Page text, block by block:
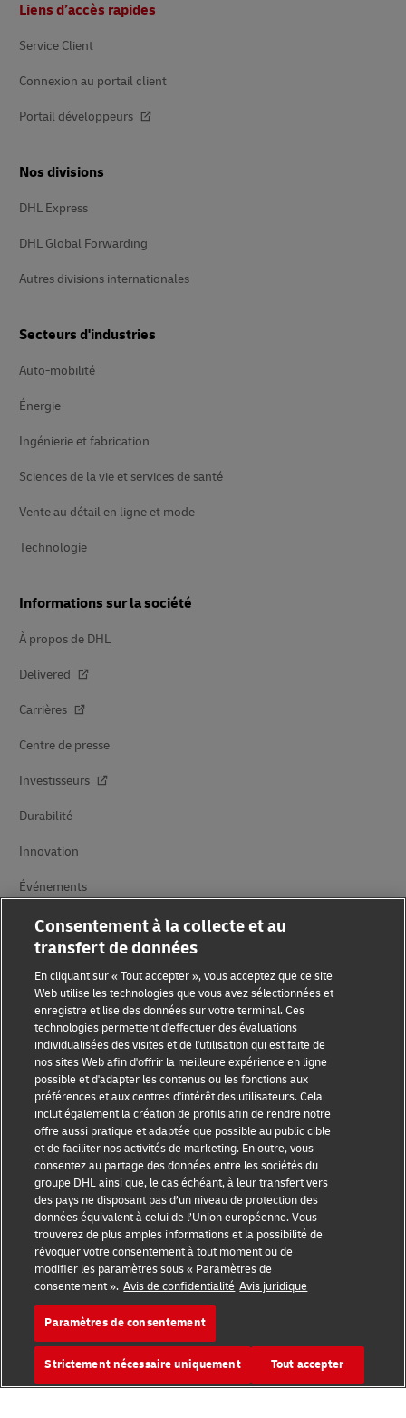
de
Liens d’accès rapides
Service Client
Connexion au portail client
Portail développeurs
Nos divisions
DHL Express
DHL Global Forwarding
Autres divisions internationales
Secteurs d'industries
Auto-mobilité
Énergie
Ingénierie et fabrication
Sciences de la vie et services de santé
Vente au détail en ligne et mode
Technologie
Informations sur la société
À propos de DHL
Delivered
Carrières
Centre de presse
Investisseurs
Durabilité
Innovation
Événements
Partenariats avec des marques
Sensibilisation à la fraude
Mention légale
Conditions d’utilisation
Avis de confidentialité
Informations complémentaires
Paramètres des cookies
Suivez-nous
Consentement à la collecte et au
transfert de données
En cliquant sur « Tout accepter », vous acceptez que ce site
Web utilise les technologies que vous avez sélectionnées et
enregistre et lise des données sur votre terminal. Ces
technologies permettent d'effectuer des évaluations
individualisées des visites et de l'utilisation qui est faite de
nos sites Web afin d'offrir la meilleure expérience en ligne
possible et d'adapter les contenus ou les fonctions aux
préférences et aux centres d'intérêt des utilisateurs. Cela
inclut également la création de profils afin de rendre notre
offre aussi pratique et adaptée que possible au public cible
et de faciliter nos activités de marketing. En outre, vous
consentez au partage des données entre les sociétés du
groupe DHL ainsi que, le cas échéant, à leur transfert vers
des pays ne disposant pas d’un niveau de protection des
données équivalent à celui de l’Union européenne. Vous
trouverez de plus amples informations et la possibilité de
révoquer votre consentement à tout moment ou de
modifier les paramètres sous « Paramètres de
consentement ». Avis de confidentialité Avis juridique
Paramètres de consentement
Strictement nécessaire uniquement Tout accepter